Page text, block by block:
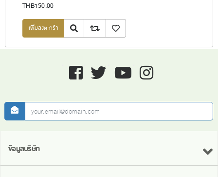
THB150.00
Quick ViewAdd to compare listเพิ่มลงรายการโปรด
Facebook twitter youtube instagram
newsletter
ข้อมูลบริษัท